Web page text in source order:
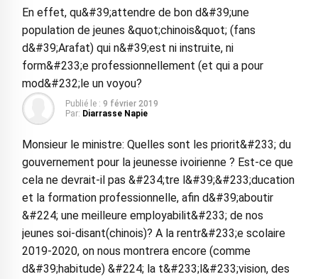
En effet, qu&#39;attendre de bon d&#39;une
population de jeunes &quot;chinois&quot; (fans
d&#39;Arafat) qui n&#39;est ni instruite, ni
form&#233;e professionnellement (et qui a pour
mod&#232;le un voyou?
Publié le : 9 février 2019
Par: Diarrasse Napie
Monsieur le ministre: Quelles sont les priorit&#233; du
gouvernement pour la jeunesse ivoirienne ? Est-ce que
cela ne devrait-il pas &#234;tre l&#39;&#233;ducation
et la formation professionnelle, afin d&#39;aboutir
&#224; une meilleure employabilit&#233; de nos
jeunes soi-disant(chinois)? A la rentr&#233;e scolaire
2019-2020, on nous montrera encore (comme
d&#39;habitude) &#224; la t&#233;l&#233;vision, des